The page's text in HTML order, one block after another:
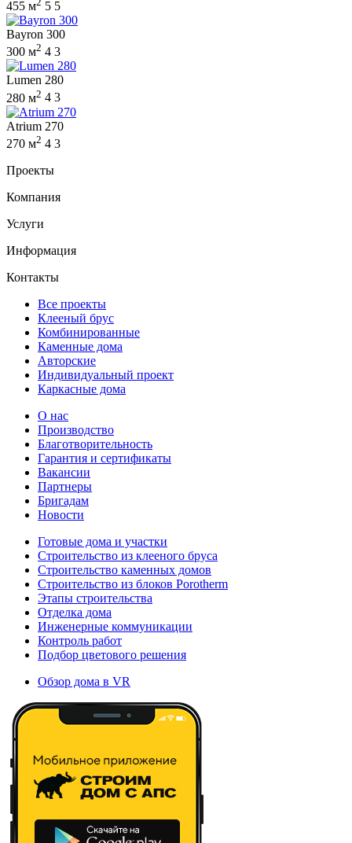
455 м
5 5
Bayron 300
300 м2 4 3
Lumen 280
280 м2 4 3
Atrium 270
270 м2 4 3
Проекты
Компания
Услуги
Информация
Контакты
Все проекты
Клееный брус
Комбинированные
Каменные дома
Авторские
Индивидуальный проект
Каркасные дома
О нас
Производство
Благотворительность
Гарантия и сертификаты
Вакансии
Партнеры
Бригадам
Новости
Готовые дома и участки
Строительство из клееного бруса
Строительство каменных домов
Строительство из блоков Porotherm
Этапы строительства
Отделка дома
Инженерные коммуникации
Контроль работ
Подбор цветового решения
Обзор дома в VR